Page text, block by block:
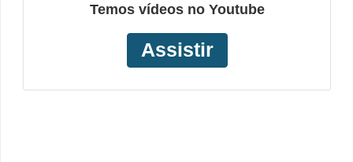
Temos vídeos no Youtube
Assistir
i